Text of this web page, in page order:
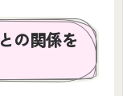
の関係を